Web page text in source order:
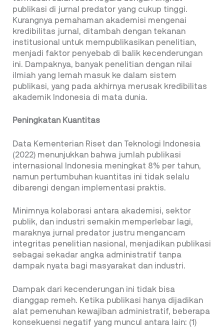
publikasi di jurnal predator yang cukup tinggi.
Kurangnya pemahaman akademisi mengenai
kredibilitas jurnal, ditambah dengan tekanan
institusional untuk mempublikasikan penelitian,
menjadi faktor penyebab di balik kecenderungan
ini. Dampaknya, banyak penelitian dengan nilai
ilmiah yang lemah masuk ke dalam sistem
publikasi, yang pada akhirnya merusak kredibilitas
akademik Indonesia di mata dunia.
Peningkatan Kuantitas
Data Kementerian Riset dan Teknologi Indonesia
(2022) menunjukkan bahwa jumlah publikasi
internasional Indonesia meningkat 8% per tahun,
namun pertumbuhan kuantitas ini tidak selalu
dibarengi dengan implementasi praktis.
Minimnya kolaborasi antara akademisi, sektor
publik, dan industri semakin memperlebar lagi,
maraknya jurnal predator justru mengancam
integritas penelitian nasional, menjadikan publikasi
sebagai sekadar angka administratif tanpa
dampak nyata bagi masyarakat dan industri.
Dampak dari kecenderungan ini tidak bisa
dianggap remeh. Ketika publikasi hanya dijadikan
alat pemenuhan kewajiban administratif, beberapa
konsekuensi negatif yang muncul antara lain: (1)